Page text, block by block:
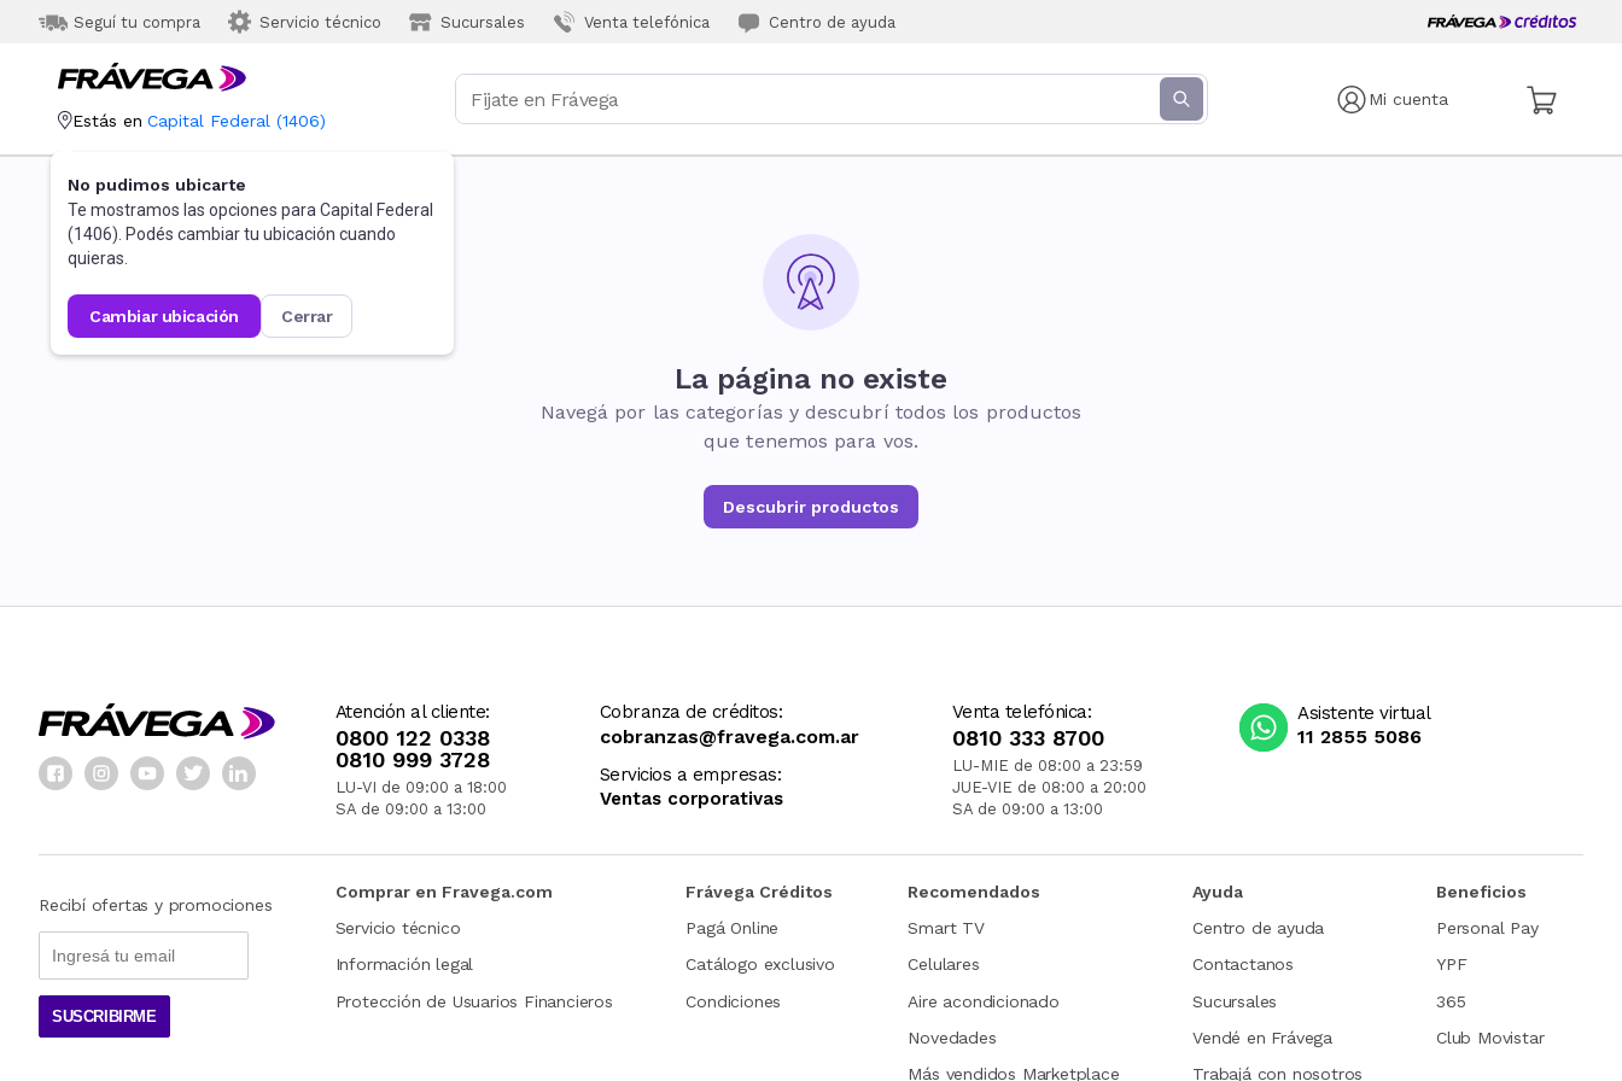
Seguí tu compra Servicio técnico Sucursales Venta telefónica Centro de ayuda
Mi cuenta
Estás en Capital Federal (1406)
No pudimos ubicarte
Te mostramos las opciones para Capital Federal
(1406). Podés cambiar tu ubicación cuando
quieras.
cambiar ubicación cerrar
La página no existe
Navegá por las categorías y descubrí todos los productos
que tenemos para vos.
Descubrir productos
Atención al cliente:
0800 122 0338
0810 999 3728
LU-VI de 09:00 a 18:00
SA de 09:00 a 13:00
Cobranza de créditos:
cobranzas@fravega.com.ar
Servicios a empresas:
Ventas corporativas
Venta telefónica:
0810 333 8700
LU-MIE de 08:00 a 23:59
JUE-VIE de 08:00 a 20:00
SA de 09:00 a 13:00
Asistente virtual
11 2855 5086
Recibí ofertas y promociones
SUSCRIBIRME
Comprar en Fravega.com
Servicio técnico
Información legal
Protección de Usuarios Financieros
Frávega Créditos
Pagá Online
Catálogo exclusivo
Condiciones
Recomendados
Smart TV
Celulares
Aire acondicionado
Novedades
Más vendidos Marketplace
Ayuda
Centro de ayuda
Contactanos
Sucursales
Vendé en Frávega
Trabajá con nosotros
Beneficios
Personal Pay
YPF
365
Club Movistar